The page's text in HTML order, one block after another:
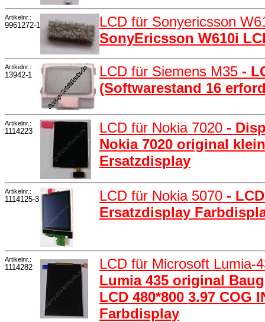
Artikelnr.:
9961272-1
LCD für Sonyericsson
SonyEricsson W610i
Artikelnr.:
13942-1 LCD für Siemens M35 -
(Softwarestand 16
Artikelnr.:
1114223 LCD für Nokia 7020 -
Nokia 7020 original
Ersatzdisplay
Artikelnr.:
1114125-3 LCD für Nokia 5070 -
Ersatzdisplay
Artikelnr.:
1114282
LCD für Microsoft Lumia-
Lumia 435 original
LCD 480*800 3.97 COG
Farbdisplay